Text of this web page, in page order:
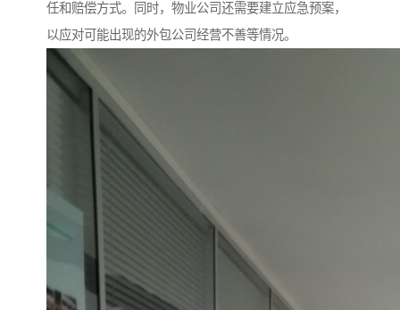
任和赔偿方式。同时，物业公司还需要建立应急预案，
以应对可能出现的外包公司经营不善等情况。